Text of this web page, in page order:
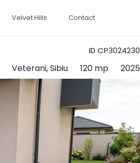
Velvet Hills Contact
ID CP3024230
Veterani, Sibiu 120 mp 2025